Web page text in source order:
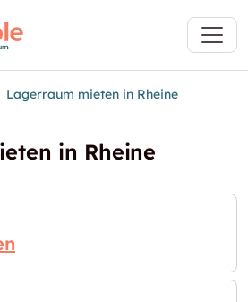
Lagerraum mieten in Rheine
in Rheine